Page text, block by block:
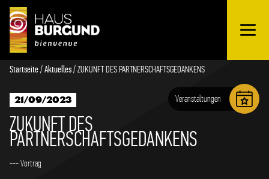
Schnellübersicht
OUVRIR
Startseite/Aktuelles/ZUKUNFT DES PARTNERSCHAFTSGEDANKENS
Veranstaltungen
21/09/2023
ZUKUNFT DES
PARTNERSCHAFTSGEDANKENS
--- Vortrag